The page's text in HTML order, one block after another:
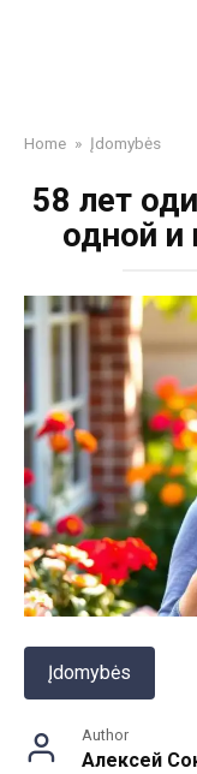
Home » Įdomybės
58 лет
одной и
Įdomybės
Author
Алексей